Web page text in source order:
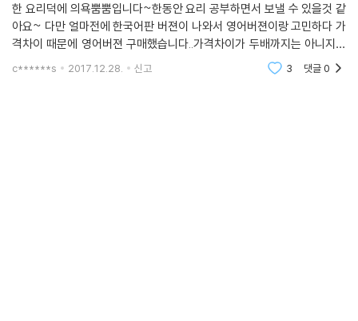
한 요리덕에 의욕뿜뿜입니다~한동안 요리 공부하면서 보낼 수 있을것 같
아요~ 다만 얼마전에 한국어판 버젼이 나와서 영어버젼이랑 고민하다 가
격차이 때문에 영어버젼 구매했습니다..가격차이가 두배까지는 아니지만
한국어버젼이 많이 비싸게 나왔더라구요~~ 내년 이맘때쯤 이탈리아 요
c******s 2017.12.28. 신고 3 댓글0